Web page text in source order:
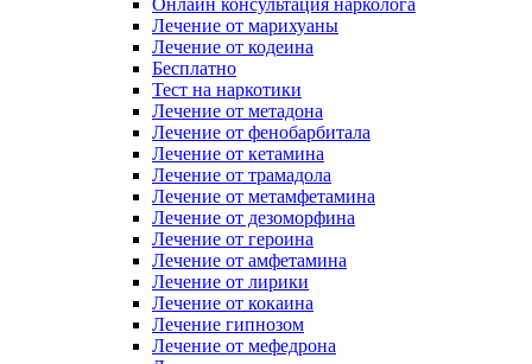
Онлайн консультация нарколога
Лечение от марихуаны
Лечение от кодеина
Бесплатно
Тест на наркотики
Лечение от метадона
Лечение от фенобарбитала
Лечение от кетамина
Лечение от трамадола
Лечение от метамфетамина
Лечение от дезоморфина
Лечение от героина
Лечение от амфетамина
Лечение от лирики
Лечение от кокаина
Лечение гипнозом
Лечение от мефедрона